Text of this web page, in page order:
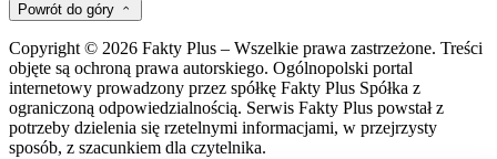
Powrót do góry
Copyright © 2026 Fakty Plus – Wszelkie prawa zastrzeżone. Treści
objęte są ochroną prawa autorskiego. Ogólnopolski portal
internetowy prowadzony przez spółkę Fakty Plus Spółka z
ograniczoną odpowiedzialnością. Serwis Fakty Plus powstał z
potrzeby dzielenia się rzetelnymi informacjami, w przejrzysty
sposób, z szacunkiem dla czytelnika.